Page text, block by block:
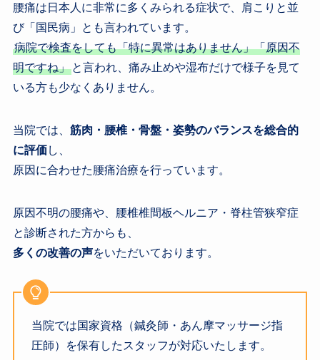
腰痛は日本人に非常に多くみられる症状で、肩こりと並
び「国民病」とも言われています。
病院で検査をしても「特に異常はありません」「原因不
明ですね」と言われ、痛み止めや湿布だけで様子を見て
いる方も少なくありません。
当院では、 筋肉・腰椎・骨盤・姿勢のバランスを総合的
に評価し、
原因に合わせた腰痛治療を行っています。
原因不明の腰痛や、腰椎椎間板ヘルニア・脊柱管狭窄症
と診断された方からも、
多くの改善の声をいただいております。
当院では国家資格（鍼灸師・あん摩マッサージ指
圧師）を保有したスタッフが対応いたします。